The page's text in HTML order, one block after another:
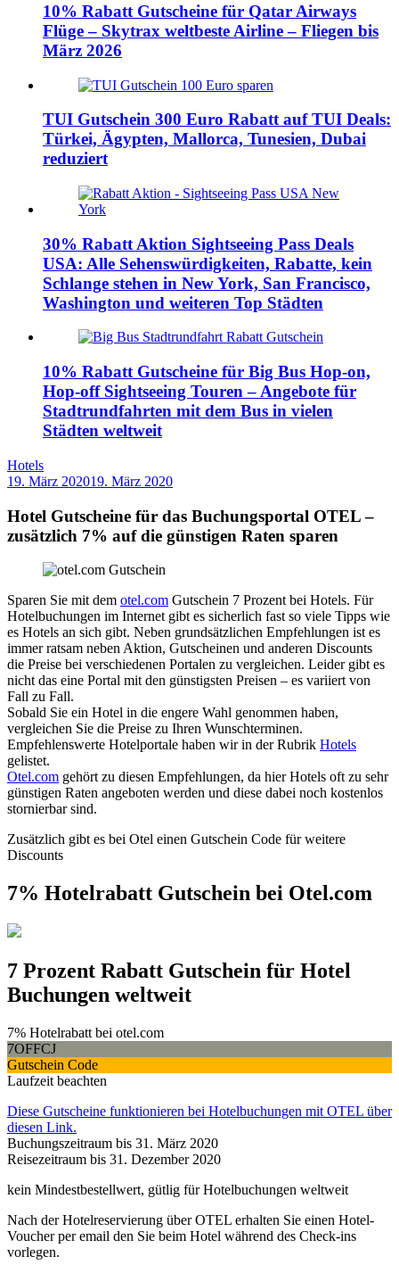
10% Rabatt Gutscheine für Qatar Airways
Flüge – Skytrax weltbeste Airline – Fliegen bis
März 2026
TUI Gutschein 300 Euro Rabatt auf TUI Deals:
Türkei, Ägypten, Mallorca, Tunesien, Dubai
reduziert
30% Rabatt Aktion Sightseeing Pass Deals
USA: Alle Sehenswürdigkeiten, Rabatte, kein
Schlange stehen in New York, San Francisco,
Washington und weiteren Top Städten
10% Rabatt Gutscheine für Big Bus Hop-on,
Hop-off Sightseeing Touren – Angebote für
Stadtrundfahrten mit dem Bus in vielen
Städten weltweit
Hotels
19. März 202019. März 2020
Allan
Hotel Gutscheine für das Buchungsportal OTEL –
zusätzlich 7% auf die günstigen Raten sparen
Sparen Sie mit dem otel.com Gutschein 7 Prozent bei Hotels. Für
Hotelbuchungen im Internet gibt es sicherlich fast so viele Tipps wie
es Hotels an sich gibt. Neben grundsätzlichen Empfehlungen ist es
immer ratsam neben Aktion, Gutscheinen und anderen Discounts
die Preise bei verschiedenen Portalen zu vergleichen. Leider gibt es
nicht das eine Portal mit den günstigsten Preisen – es variiert von
Fall zu Fall.
Sobald Sie ein Hotel in die engere Wahl genommen haben,
vergleichen Sie die Preise zu Ihren Wunschterminen.
Empfehlenswerte Hotelportale haben wir in der Rubrik Hotels
gelistet.
Otel.com gehört zu diesen Empfehlungen, da hier Hotels oft zu sehr
günstigen Raten angeboten werden und diese dabei noch kostenlos
stornierbar sind.
Zusätzlich gibt es bei Otel einen Gutschein Code für weitere
Discounts
7% Hotelrabatt Gutschein bei Otel.com
7 Prozent Rabatt Gutschein für Hotel
Buchungen weltweit
7% Hotelrabatt bei otel.com
7OFFCJ
Gutschein Code
Laufzeit beachten
Diese Gutscheine funktionieren bei Hotelbuchungen mit OTEL über
diesen Link.
Buchungszeitraum bis 31. März 2020
Reisezeitraum bis 31. Dezember 2020
kein Mindestbestellwert, gütlig für Hotelbuchungen weltweit
Nach der Hotelreservierung über OTEL erhalten Sie einen Hotel-
Voucher per email den Sie beim Hotel während des Check-ins
vorlegen.